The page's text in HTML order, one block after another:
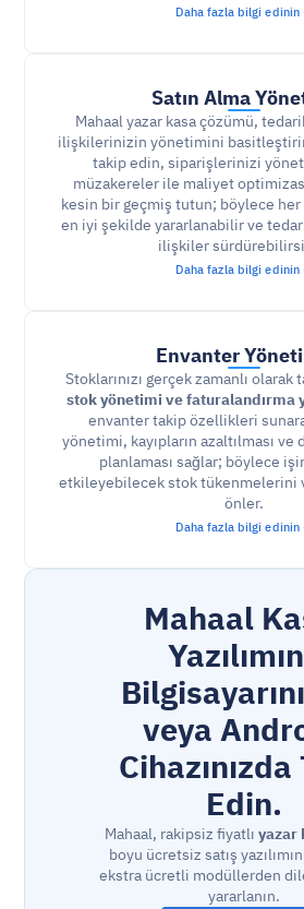
Daha fazla bilgi
Satın Alma
Mahaal yazar kasa çözümü,
ilişkilerinizin yönetimini basitleştirir.
takip edin, siparişlerinizi
müzakereler ile maliyet
kesin bir geçmiş tutun; böylece
en iyi şekilde yararlanabilir ve
ilişkiler
Daha fazla bilgi
Envanter
stok yönetimi ve faturalandırma
envanter takip özellikleri
yönetimi, kayıpların azaltılması ve
planlaması sağlar; böylece
etkileyebilecek stok tükenmelerini
önler.
Daha fazla bilgi
Mahaal
veya
Edin.
Mahaal, rakipsiz fiyatlı yazar
boyu ücretsiz satış
ekstra ücretli modüllerden
yararlanın.